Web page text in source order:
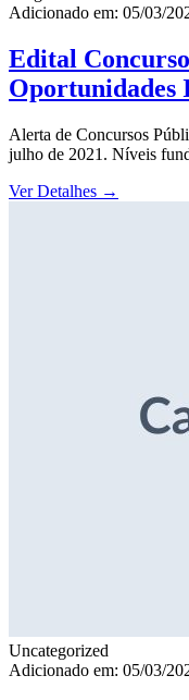
Adicionado em: 05/03/
Edital
Oportunidades
Alerta de Concursos
julho de 2021. Níveis
Ver Detalhes →
Uncategorized
Adicionado em: 05/03/